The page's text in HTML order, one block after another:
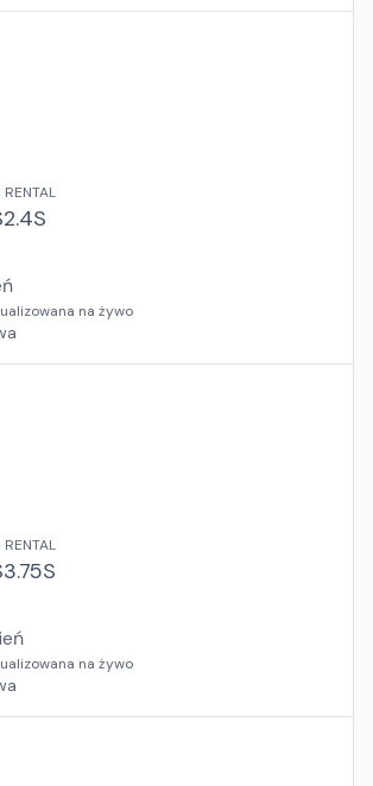
na żywo
na żywo